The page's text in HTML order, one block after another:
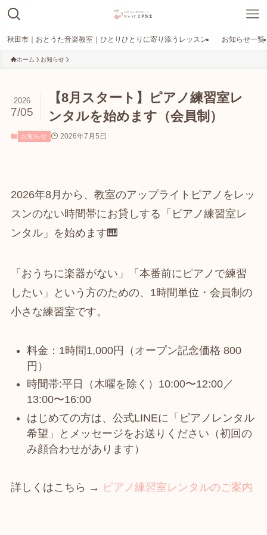
秋田市｜おとうた音楽教室｜ひとりひとりに寄り添うレッスン お知らせ一覧
ホーム お知らせ
【8月スタート】ピアノ練習室レ
ンタルを始めます（会員制）
2026
7/05
お知らせ 2026年7月5日
2026年8月から、教室のアップライトピアノをレッ
スンのない時間帯にお貸しする「ピアノ練習室レ
ンタル」を始めます🎹
「おうちに楽器がない」「本番前にピアノで練習
したい」という方のための、1時間単位・会員制の
小さな練習室です。
料金：1時間1,000円（オープン記念価格 800
円）
時間帯:平日（木曜を除く）10:00〜12:00／
13:00〜16:00
はじめての方は、公式LINEに「ピアノレンタル
希望」とメッセージをお送りください（初回の
み顔合わせがあります）
詳しくはこちら → ピアノ練習室レンタルのご案内